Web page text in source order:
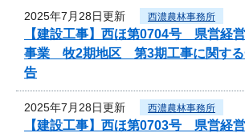
2025年7月28日更新 西濃農林事務所
【建設工事】西ほ第0704号 県営経
事業 牧2期地区 第3期工事に関する
告
2025年7月28日更新 西濃農林事務所
【建設工事】西ほ第0703号 県営経